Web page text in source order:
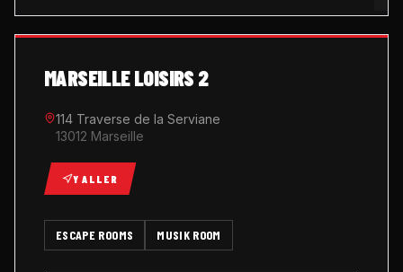
MARSEILLE LOISIRS 2
114 Traverse de la Serviane
13012 Marseille
Y ALLER
ESCAPE ROOMS MUSIK ROOM